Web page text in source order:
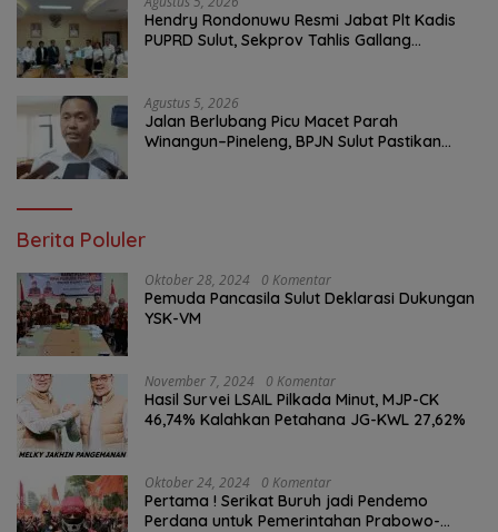
Hendry Rondonuwu Resmi Jabat Plt Kadis
PUPRD Sulut, Sekprov Tahlis Gallang
Agustus 5, 2026
Jalan Berlubang Picu Macet Parah
Winangun–Pineleng, BPJN Sulut Pastikan
Berita Poluler
Oktober 28, 2024 0 Komentar
Pemuda Pancasila Sulut Deklarasi Dukungan
YSK-VM
November 7, 2024 0 Komentar
Hasil Survei LSAIL Pilkada Minut, MJP-CK
46,74% Kalahkan Petahana JG-KWL 27,62%
Oktober 24, 2024 0 Komentar
Pertama ! Serikat Buruh jadi Pendemo
Perdana untuk Pemerintahan Prabowo-